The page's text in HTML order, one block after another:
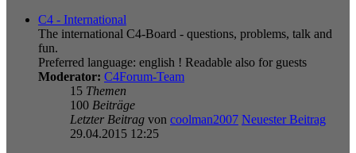
C4 - International
The international C4-Board - questions, problems, talk and
fun.
Preferred language: english ! Readable also for guests
Moderator: C4Forum-Team
15 Themen
100 Beiträge
Letzter Beitrag von coolman2007 Neuester Beitrag
29.04.2015 12:25